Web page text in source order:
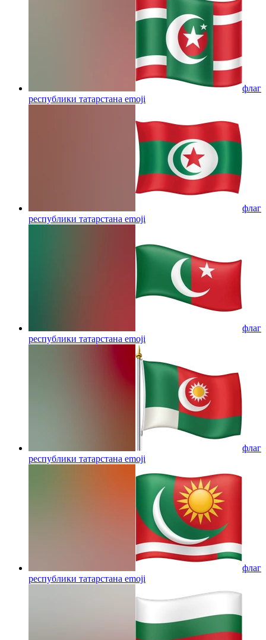
флаг
республики татарстана emoji
флаг
республики татарстана emoji
флаг
республики татарстана emoji
флаг
республики татарстана emoji
флаг
республики татарстана emoji